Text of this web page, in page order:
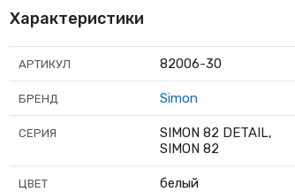
Характеристики
АРТИКУЛ 82006-30
БРЕНД Simon
СЕРИЯ
SIMON 82 DETAIL,
SIMON 82
ЦВЕТ белый